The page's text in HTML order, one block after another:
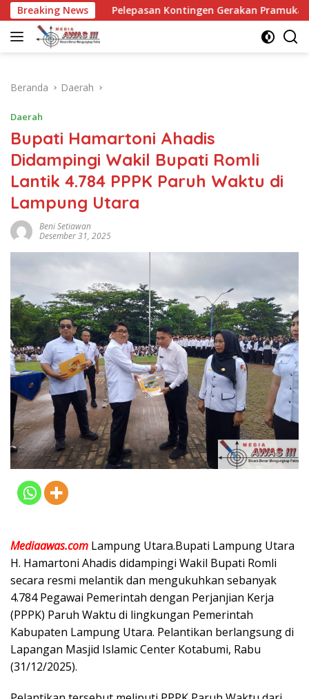
Langsung
ke
konten
Breaking News
Pelepasan Kontingen Gerakan Pramuka Kota Kediri yang
Beranda Daerah
Daerah
Bupati Hamartoni Ahadis
Didampingi Wakil Bupati Romli
Lantik 4.784 PPPK Paruh Waktu di
Lampung Utara
Beni Setiawan
Desember 31, 2025
Mediaawas.com Lampung Utara.Bupati Lampung Utara
H. Hamartoni Ahadis didampingi Wakil Bupati Romli
secara resmi melantik dan mengukuhkan sebanyak
4.784 Pegawai Pemerintah dengan Perjanjian Kerja
(PPPK) Paruh Waktu di lingkungan Pemerintah
Kabupaten Lampung Utara. Pelantikan berlangsung di
Lapangan Masjid Islamic Center Kotabumi, Rabu
(31/12/2025).